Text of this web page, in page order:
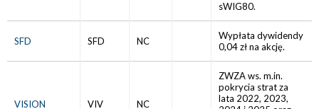
sWIG80.
SFD SFD NC
Wypłata dywidendy
0,04 zł na akcję.
VISION VIV NC
ZWZA ws. m.in.
pokrycia strat za
lata 2022, 2023,